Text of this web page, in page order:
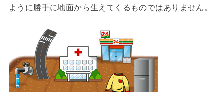
ように勝手に地面から生えてくるものではありません。